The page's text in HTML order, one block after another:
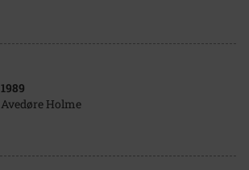
1989
Avedøre Holme